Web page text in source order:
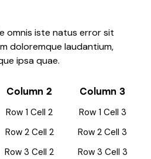
omnis iste natus error sit
doloremque laudantium,
ipsa quae.
Column 2 Column 3
Row 1 Cell 2
Row 1 Cell 3
Row 2 Cell 2
Row 2 Cell 3
Row 3 Cell 2 Row 3 Cell 3